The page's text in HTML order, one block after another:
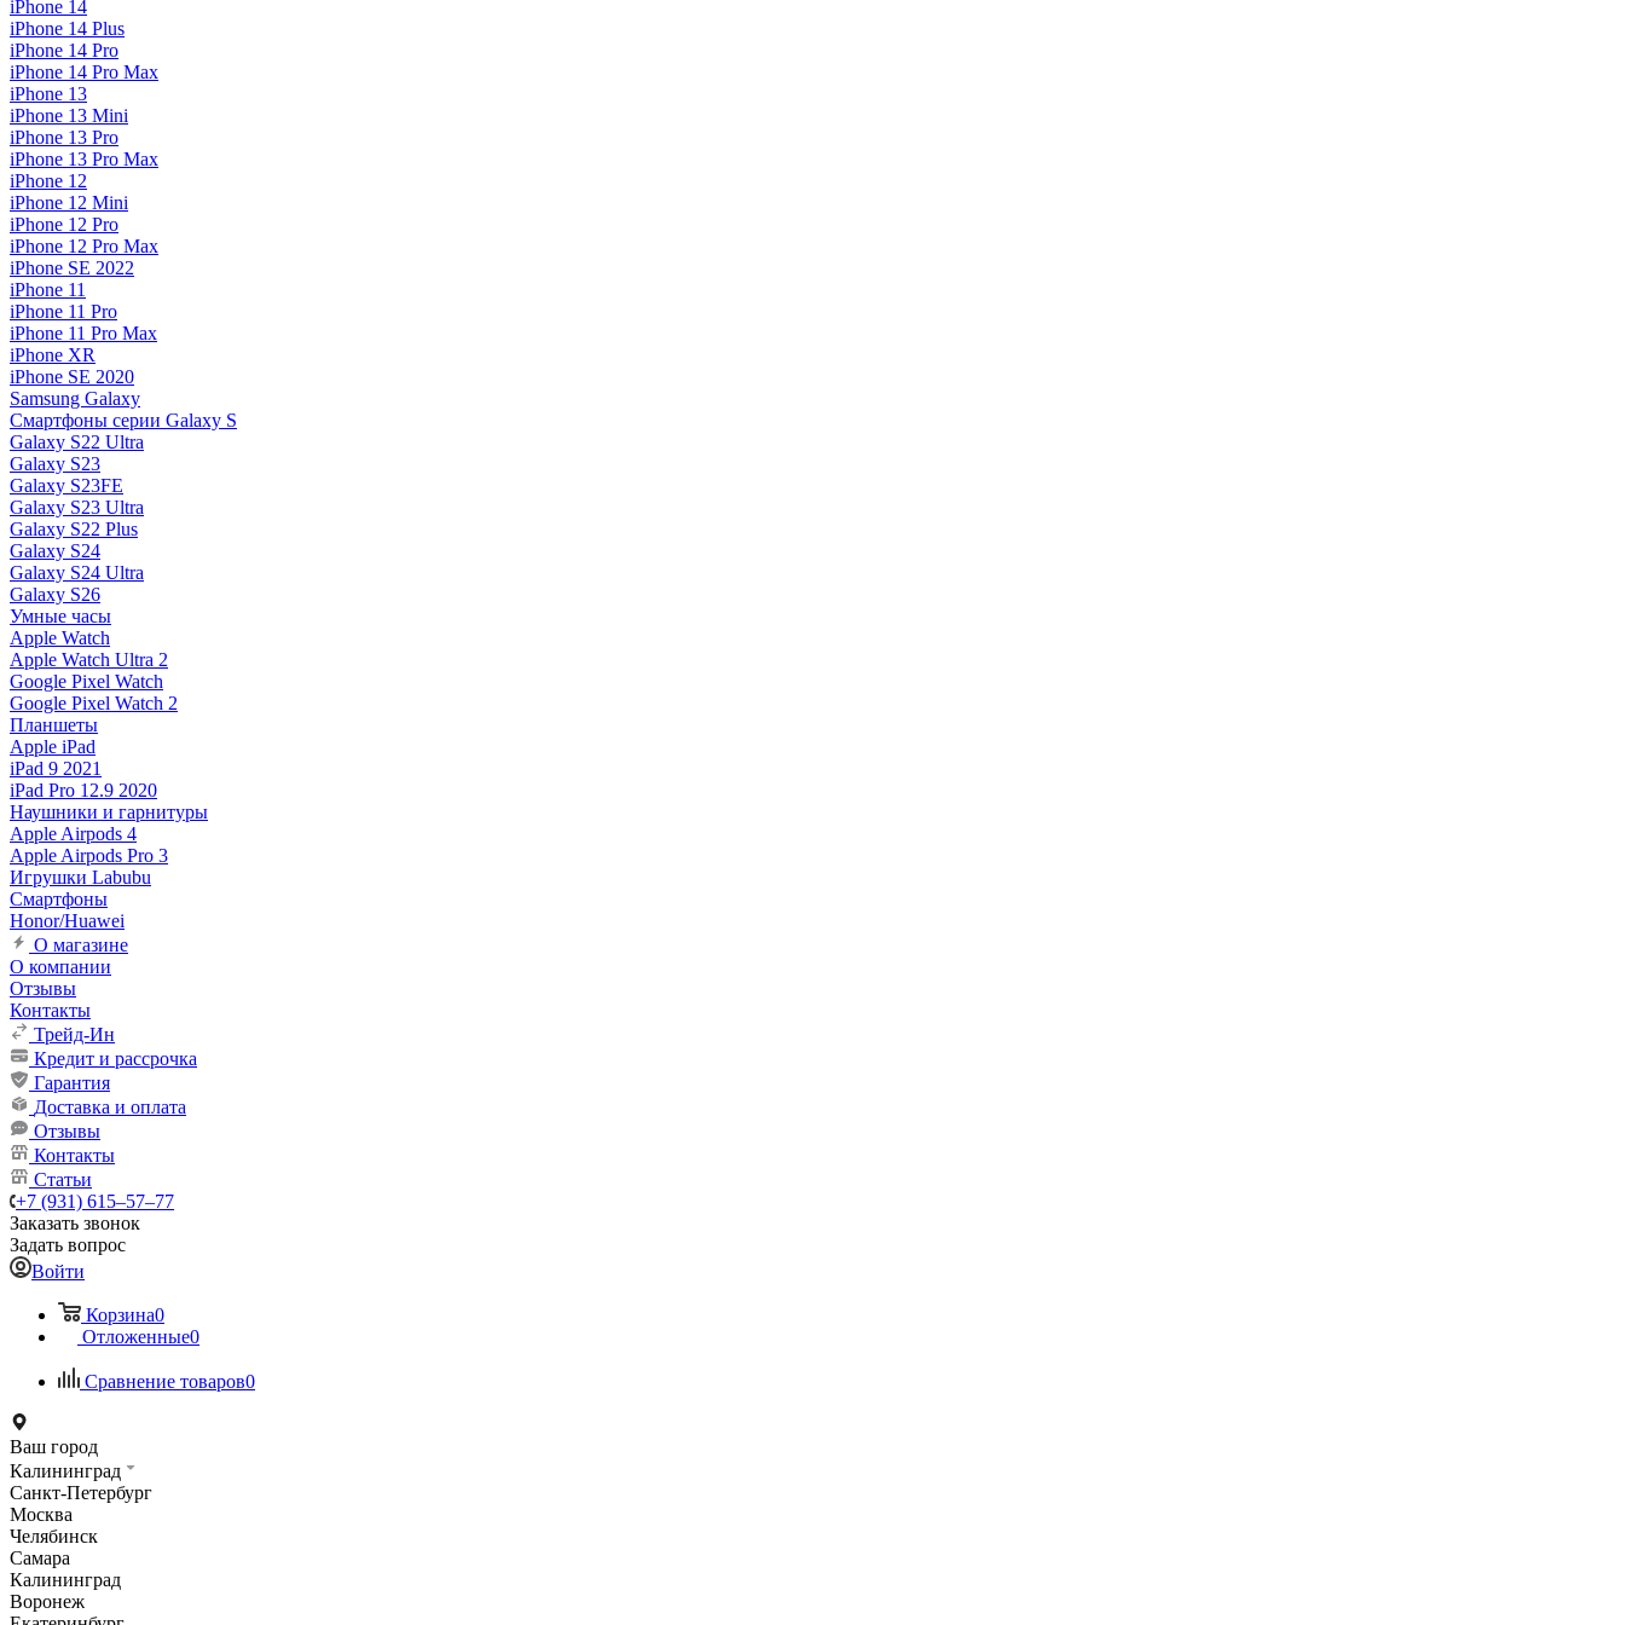
iPhone 14
iPhone 14 Plus
iPhone 14 Pro
iPhone 14 Pro Max
iPhone 13
iPhone 13 Mini
iPhone 13 Pro
iPhone 13 Pro Max
iPhone 12
iPhone 12 Mini
iPhone 12 Pro
iPhone 12 Pro Max
iPhone SE 2022
iPhone 11
iPhone 11 Pro
iPhone 11 Pro Max
iPhone XR
iPhone SE 2020
Samsung Galaxy
Смартфоны серии Galaxy S
Galaxy S22 Ultra
Galaxy S23
Galaxy S23FE
Galaxy S23 Ultra
Galaxy S22 Plus
Galaxy S24
Galaxy S24 Ultra
Galaxy S26
Умные часы
Apple Watch
Apple Watch Ultra 2
Google Pixel Watch
Google Pixel Watch 2
Планшеты
Apple iPad
iPad 9 2021
iPad Pro 12.9 2020
Наушники и гарнитуры
Apple Airpods 4
Apple Airpods Pro 3
Игрушки Labubu
Смартфоны
Honor/Huawei
О магазине
О компании
Отзывы
Контакты
Трейд-Ин
Кредит и рассрочка
Гарантия
Доставка и оплата
Отзывы
Контакты
Статьи
+7 (931) 615‒57‒77
Заказать звонок
Задать вопрос
Войти
Корзина0
Отложенные0
Сравнение товаров0
Ваш город
Калининград
Санкт-Петербург
Москва
Челябинск
Самара
Калининград
Воронеж